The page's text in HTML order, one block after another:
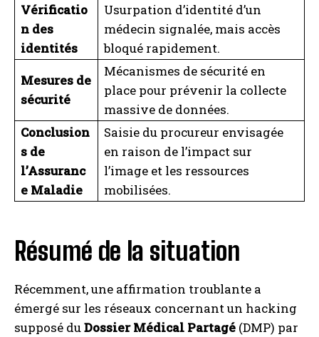
Vérificatio
n des
identités
Usurpation d’identité d’un
médecin signalée, mais accès
bloqué rapidement.
Mesures de
sécurité
Mécanismes de sécurité en
place pour prévenir la collecte
massive de données.
Conclusion
s de
l’Assuranc
e Maladie
Saisie du procureur envisagée
en raison de l’impact sur
l’image et les ressources
mobilisées.
Résumé de la situation
Récemment, une affirmation troublante a
émergé sur les réseaux concernant un hacking
supposé duDossier Médical Partagé (DMP) par